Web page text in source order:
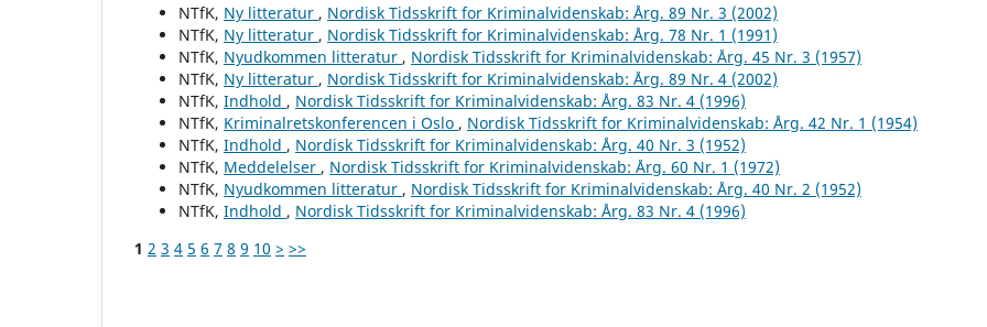
NTfK, Ny litteratur , Nordisk Tidsskrift for Kriminalvidenskab: Årg. 89 Nr. 3 (2002)
NTfK, Ny litteratur , Nordisk Tidsskrift for Kriminalvidenskab: Årg. 78 Nr. 1 (1991)
NTfK, Nyudkommen litteratur , Nordisk Tidsskrift for Kriminalvidenskab: Årg. 45 Nr. 3 (1957)
NTfK, Ny litteratur , Nordisk Tidsskrift for Kriminalvidenskab: Årg. 89 Nr. 4 (2002)
NTfK, Indhold , Nordisk Tidsskrift for Kriminalvidenskab: Årg. 83 Nr. 4 (1996)
NTfK, Kriminalretskonferencen i Oslo , Nordisk Tidsskrift for Kriminalvidenskab: Årg. 42 Nr. 1 (1954)
NTfK, Indhold , Nordisk Tidsskrift for Kriminalvidenskab: Årg. 40 Nr. 3 (1952)
NTfK, Meddelelser , Nordisk Tidsskrift for Kriminalvidenskab: Årg. 60 Nr. 1 (1972)
NTfK, Nyudkommen litteratur , Nordisk Tidsskrift for Kriminalvidenskab: Årg. 40 Nr. 2 (1952)
NTfK, Indhold , Nordisk Tidsskrift for Kriminalvidenskab: Årg. 83 Nr. 4 (1996)
1 2 3 4 5 6 7 8 9 10 > >>